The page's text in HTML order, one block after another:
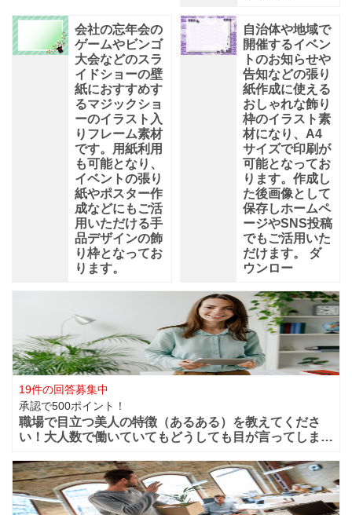
会社の忘年会の
ゲームやビンゴ
大会などのスラ
イドショーの壁
紙におすすめす
るマジックショ
ーのイラスト入
りフレーム素材
です。用紙利用
も可能となり、
イベントの張り
紙やポスター作
成などにもご活
用いただける手
品デザインの飾
り枠となってお
ります。
自治体や地域で
開催するイベン
トのお知らせや
告知などの張り
紙作成に使える
おしゃれな飾り
枠のイラスト素
材になり、A4
サイズで印刷が
可能となってお
ります。作成し
た後画像として
保存しホームペ
ージやSNS投稿
でもご活用いた
だけます。 ダ
ウンロー
19件の回答募集中
承認で500ポイント！
職場で目立つ美人の特徴（あるある）を教えてくださ
い！大人数で働いていてもどうしても目が言ってしまう
ってしまうような美人は職場ではどの様な行動や特徴が
あるのでしょうか？ファッションセンスが良い